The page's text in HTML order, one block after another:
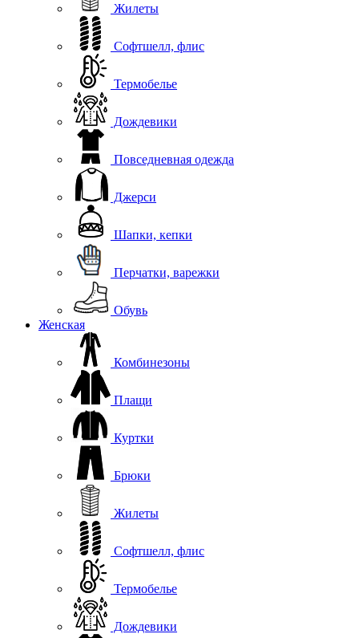
Жилеты
Софтшелл, флис
Термобелье
Дождевики
Повседневная одежда
Джерси
Шапки, кепки
Перчатки, варежки
Обувь
Женская
Комбинезоны
Плащи
Куртки
Брюки
Жилеты
Софтшелл, флис
Термобелье
Дождевики